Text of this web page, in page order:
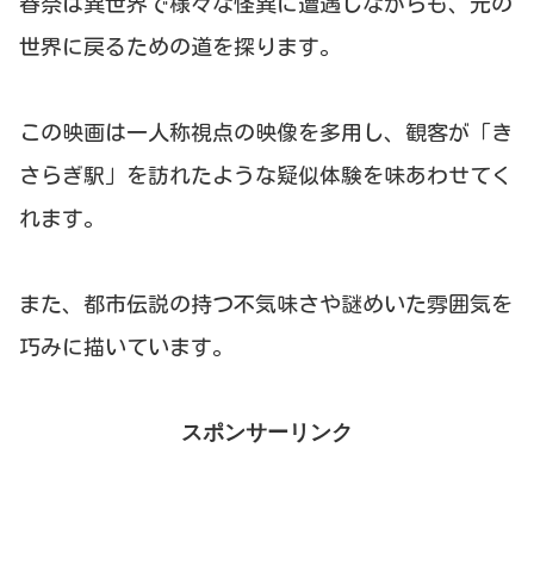
世界に戻るための道を探ります。
この映画は一人称視点の映像を多用し、観客が「き
さらぎ駅」を訪れたような疑似体験を味あわせてく
れます。
また、都市伝説の持つ不気味さや謎めいた雰囲気を
巧みに描いています。
スポンサーリンク